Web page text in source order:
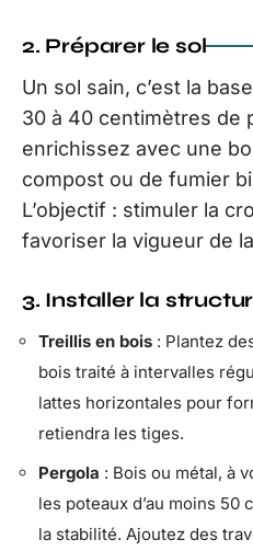
2. Préparer le sol
Un sol sain, c’est la
30 à 40 centimètres de
enrichissez avec une
compost ou de fumier
L’objectif : stimuler la
favoriser la vigueur de
3. Installer la
Treillis en bois : Plantez
bois traité à intervalles
lattes horizontales pour
retiendra les tiges.
Pergola : Bois ou métal, à
les poteaux d’au moins
la stabilité. Ajoutez des